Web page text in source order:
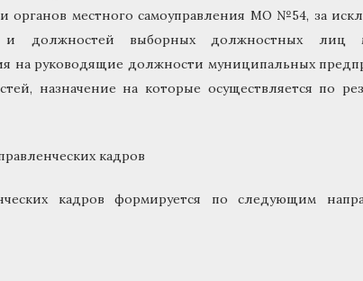
органов местного самоуправления МО №54, за
должностей выборных должностных лиц
на руководящие должности муниципальных
назначение на которые осуществляется по
кадров
кадров формируется по следующим